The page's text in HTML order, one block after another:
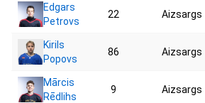
Edgars
Petrovs
22 Aizsargs
Kirils
Popovs
86 Aizsargs
Mārcis
Rēdlihs
9 Aizsargs